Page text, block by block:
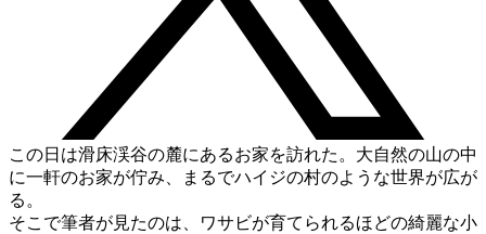
この日は滑床渓谷の麓にあるお家を訪れた。大自然の山の中
に一軒のお家が佇み、まるでハイジの村のような世界が広が
る。
そこで筆者が見たのは、ワサビが育てられるほどの綺麗な小